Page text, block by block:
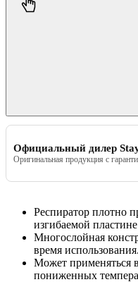
Официальный дилер
Оригинальная продукция с
Респиратор плотно
изгибаемой
Многослойная
время использования.
Может применяться
пониженных